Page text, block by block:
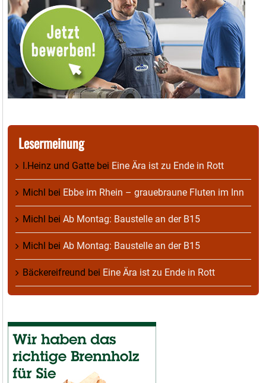
Lesermeinung
I.Heinz und Gatte bei Eine Ära ist zu Ende in Rott
Michl bei Ebbe im Rhein – grauebraune Fluten im Inn
Michl bei Ab Montag: Baustelle an der B15
Michl bei Ab Montag: Baustelle an der B15
Bäckereifreund bei Eine Ära ist zu Ende in Rott